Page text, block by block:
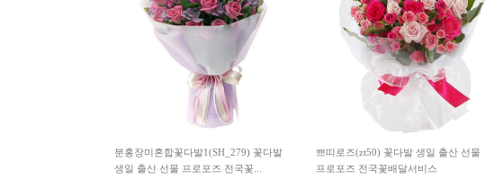
분홍장미혼합꽃다발1(SH_279) 꽃다발
생일 출산 선물 프로포즈 전국꽃...
쁘띠로즈(zt50) 꽃다발 생일 출산 선물
프로포즈 전국꽃배달서비스